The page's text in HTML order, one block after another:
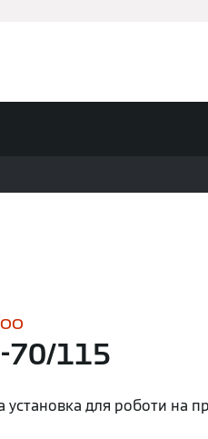
70/115
установка для роботи на